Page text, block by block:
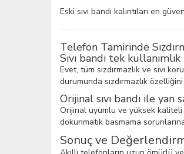
Eski sıvı bandı kalıntıları en
Telefon Tamirinde
Sıvı bandı tek kullanımlık
Evet, tüm sızdırmazlık ve sıvı
durumunda sızdırmazlık
Orijinal sıvı bandı ile yan
Orijinal uyumlu ve yüksek kaliteli
dokunmatik basmama
Sonuç ve